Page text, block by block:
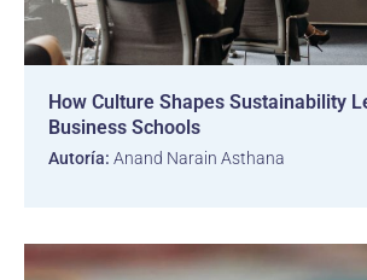
How Culture Shapes Sustainability
Business Schools
Autoría: Anand Narain Asthana